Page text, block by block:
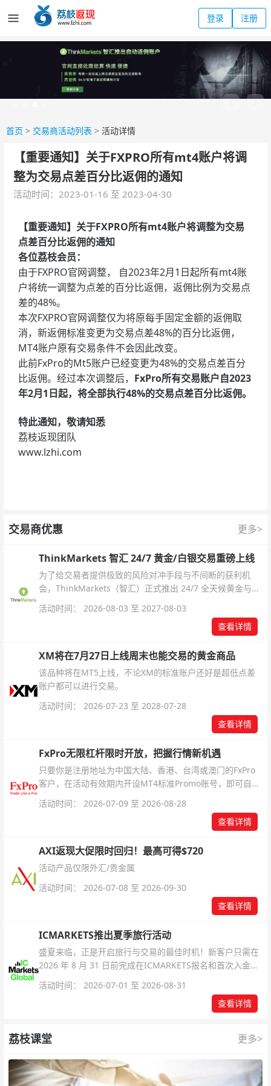
登录 注册
首页 > 交易商活动列表 > 活动详情
【重要通知】关于FXPRO所有mt4账户将调
整为交易点差百分比返佣的通知
活动时间：2023-01-16 至 2023-04-30
【重要通知】关于FXPRO所有mt4账户将调整为交易
点差百分比返佣的通知
各位荔枝会员：
由于FXPRO官网调整， 自2023年2月1日起所有mt4账
户将统一调整为点差的百分比返佣，返佣比例为交易点
差的48%。
本次FXPRO官网调整仅为将原每手固定金额的返佣取
消，新返佣标准变更为交易点差48%的百分比返佣，
MT4账户原有交易条件不会因此改变。
此前FxPro的Mt5账户已经变更为48%的交易点差百分
比返佣。经过本次调整后， FxPro所有交易账户自2023
年2月1日起，将全部执行48%的交易点差百分比返佣。
特此通知，敬请知悉
荔枝返现团队
www.lzhi.com
交易商优惠 更多>
ThinkMarkets 智汇 24/7 黄金/白银交易重磅上线
为了给交易者提供极致的风险对冲手段与不间断的获利机
会，ThinkMarkets（智汇）正式推出 24/7 全天候黄金与白
杆配置、支持软件及交易细则。
活动时间： 2026-08-03 至 2027-08-03
查看详情
XM将在7月27日上线周末也能交易的黄金商品
该品种将在MT5上线，不论XM的标准账户还好是超低点差
账户都可以进行交易。
活动时间： 2026-07-23 至 2028-07-28
查看详情
FxPro无限杠杆限时开放，把握行情新机遇
只要你是注册地址为中国大陆、香港、台湾或澳门的FxPro
客户，在活动有效期内开设MT4标准Promo账号，即可自动
活动时间： 2026-07-09 至 2026-08-28
查看详情
AXI返现大促限时回归！最高可得$720
活动产品仅限外汇/贵金属
活动时间： 2026-07-08 至 2026-09-30
查看详情
ICMARKETS推出夏季旅行活动
盛夏来临，正是开启旅行与交易的最佳时机！新客户只需在
2026 年 8 月 31 日前完成在ICMARKETS报名和首次入金即
活动时间： 2026-07-01 至 2026-08-31
查看详情
荔枝课堂 更多>